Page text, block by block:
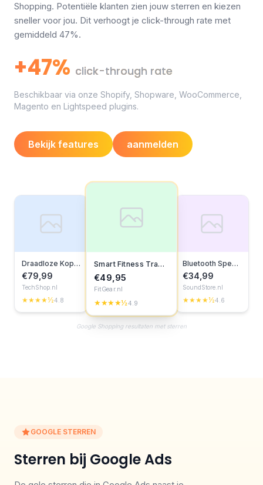
Draadloze Koptelefoon
€79,99
TechShop.nl
★★★★½4.8
Smart Fitness Tracker
€49,95
FitGear.nl
★★★★½4.9
Bluetooth Speaker
€34,99
SoundStore.nl
★★★★½4.6
Google Shopping resultaten met sterren
Shopping. Potentiële klanten zien jouw sterren en kiezen
sneller voor jou. Dit verhoogt je click-through rate met
gemiddeld 47%.
+47% click-through rate
Beschikbaar via onze Shopify, Shopware, WooCommerce,
Magento en Lightspeed plugins.
Bekijk features aanmelden
GOOGLE STERREN
Sterren bij Google Ads